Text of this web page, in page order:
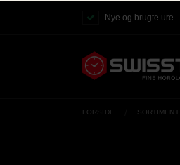
Nye og brugte ure
FORSIDE SORTIMENT